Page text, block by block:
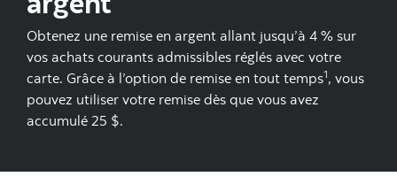
Obtenez une remise en argent allant jusqu’à 4 % sur
vos achats courants admissibles réglés avec votre
carte. Grâce à l’option de remise en tout temps1, vous
pouvez utiliser votre remise dès que vous avez
accumulé 25 $.